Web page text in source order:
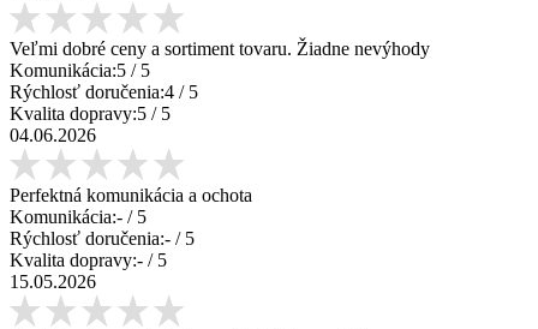
Veľmi dobré ceny a sortiment tovaru. Žiadne nevýhody
Komunikácia:5 / 5
Rýchlosť doručenia:4 / 5
Kvalita dopravy:5 / 5
04.06.2026
Perfektná komunikácia a ochota
Komunikácia:- / 5
Rýchlosť doručenia:- / 5
Kvalita dopravy:- / 5
15.05.2026